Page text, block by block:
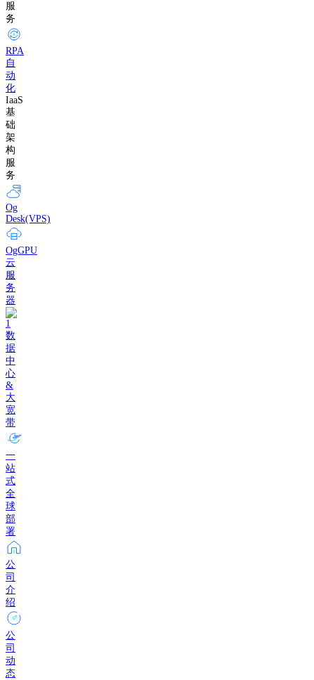
服
务
RPA
自
动
化
IaaS
基
础
架
构
服
务
Og
Desk(VPS)
OgGPU
云
服
务
器
数
据
中
心
&
大
宽
带
一
站
式
全
球
部
署
公
司
介
绍
公
司
动
态